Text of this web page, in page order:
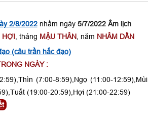
2/8/2022nhằm ngày 5/7/2022 Âm lịch
HỢI , tháng MẬU THÂN, năm NHÂM DẦN
(câu trần hắc đạo)
NGÀY :
(7:00-8:59),Ngọ (11:00-12:59),Mùi
(19:00-20:59),Hợi (21:00-22:59)